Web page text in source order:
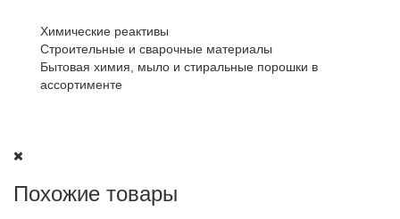
Химические реактивы
Строительные и сварочные материалы
Бытовая химия, мыло и стиральные порошки в
ассортименте
Похожие товары